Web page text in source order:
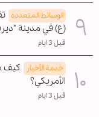
الوسائط المتعدده
(ع) في مدينة
قبل 3 ايام
خدمة الأخبار
كيف
الأمريكي؟
قبل 3 ايام